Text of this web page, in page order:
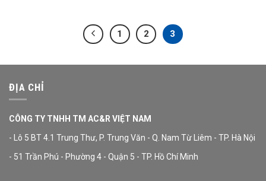
1 2 3
ĐỊA CHỈ
CÔNG TY TNHH TM AC&R VIỆT NAM
- Lô 5 BT 4.1 Trung Thư, P. Trung Văn - Q. Nam Từ Liêm - TP. Hà Nội
- 51 Trần Phú - Phường 4 - Quận 5 - TP. Hồ Chí Minh